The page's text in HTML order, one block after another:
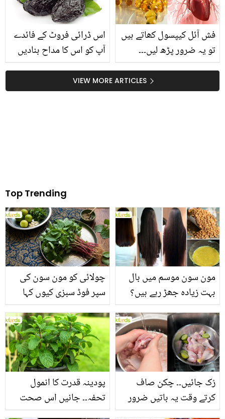
اس ڈرائی فروٹ کے فائدے
آپ کو اس کا مداح بنادیں
فش آئل کیپسول کھاتے ہیں
تو یہ ضرور پڑھ لیں۔۔۔
VIEW MORE ARTICLES
Top Trending
چولائی کو مون سون کی
سپر فوڈ سبزی کیوں کہا
منرلز اور اینٹی آکسیڈنٹس
سے بھرپور اس سبزی کے
فائدے
مون سون موسم میں بال
بہت زیادہ جھڑ رہے ہیں؟
بنانے کے چند قدرتی طریقے
پودینہ قدرت کا انمول
تحفہ۔۔ جانیں اس صحت
رُک جائیں۔۔ چکن صاف
کرتے وقت یہ باتیں ضرور